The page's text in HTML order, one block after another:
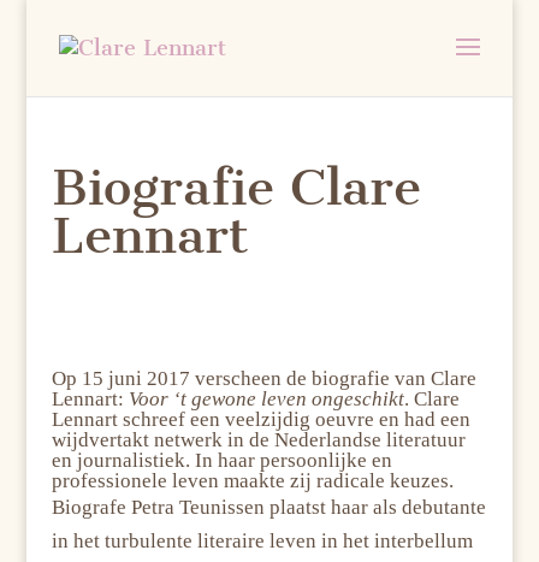
Biografie Clare
Lennart
Op 15 juni 2017 verscheen de biografie van Clare
Lennart: Voor ‘t gewone leven ongeschikt. Clare
Lennart schreef een veelzijdig oeuvre en had een
wijdvertakt netwerk in de Nederlandse literatuur
en journalistiek. In haar persoonlijke en
professionele leven maakte zij radicale keuzes.
Biografe Petra Teunissen plaatst haar als debutante
in het turbulente literaire leven in het interbellum